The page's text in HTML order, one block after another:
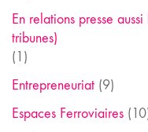
En relations presse
tribunes)
(1)
Entrepreneuriat (9)
Espaces Ferroviaires